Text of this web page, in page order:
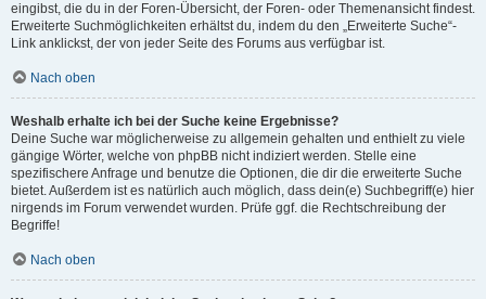
eingibst, die du in der Foren-Übersicht, der Foren- oder Themenansicht findest.
Erweiterte Suchmöglichkeiten erhältst du, indem du den „Erweiterte Suche“-
Link anklickst, der von jeder Seite des Forums aus verfügbar ist.
Nach oben
Weshalb erhalte ich bei der Suche keine Ergebnisse?
Deine Suche war möglicherweise zu allgemein gehalten und enthielt zu viele
gängige Wörter, welche von phpBB nicht indiziert werden. Stelle eine
spezifischere Anfrage und benutze die Optionen, die dir die erweiterte Suche
bietet. Außerdem ist es natürlich auch möglich, dass dein(e) Suchbegriff(e) hier
nirgends im Forum verwendet wurden. Prüfe ggf. die Rechtschreibung der
Begriffe!
Nach oben